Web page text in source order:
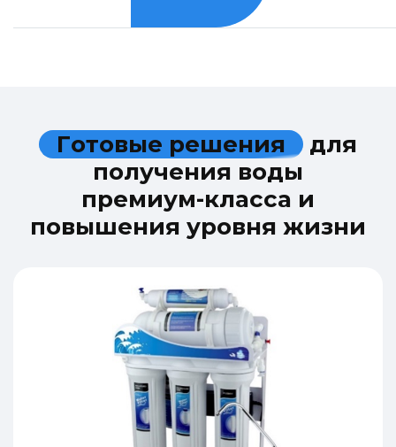
Готовые решения для
получения воды
премиум-класса и
повышения уровня жизни